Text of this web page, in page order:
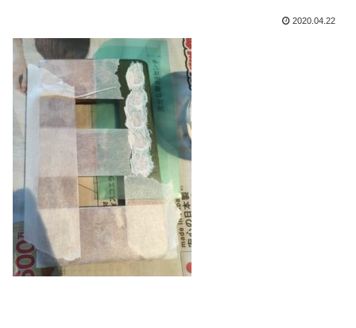
2020.04.22